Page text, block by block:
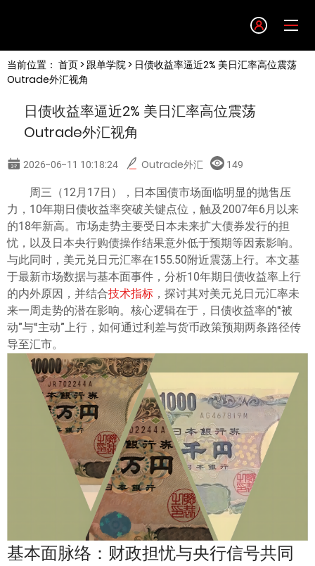
English
简体中文
한글
日本語
Tiếng việt
ไทย
当前位置： 首页> 跟单学院> 日债收益率逼近2% 美日汇率高位震荡
Outrade外汇视角
日债收益率逼近2% 美日汇率高位震荡
Outrade外汇视角
2026-06-11 10:18:24 Outrade外汇 149
周三（12月17日），日本国债市场面临明显的抛售压
力，10年期日债收益率突破关键点位，触及2007年6月以来
的18年新高。市场走势主要受日本未来扩大债券发行的担
忧，以及日本央行购债操作结果意外低于预期等因素影响。
与此同时，美元兑日元汇率在155.50附近震荡上行。本文基
于最新市场数据与基本面事件，分析10年期日债收益率上行
的内外原因，并结合技术指标 ，探讨其对美元兑日元汇率未
来一周走势的潜在影响。核心逻辑在于，日债收益率的“被
动”与“主动”上行，如何通过利差与货币政策预期两条路径传
导至汇市。
基本面脉络：财政担忧与央行信号共同